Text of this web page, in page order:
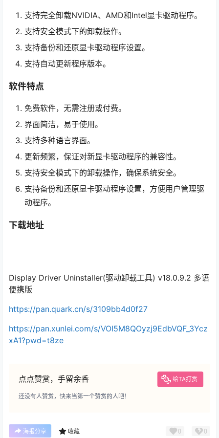
支持完全卸载NVIDIA、AMD和Intel显卡驱动程序。
支持安全模式下的卸载操作。
支持备份和还原显卡驱动程序设置。
支持自动更新程序版本。
软件特点
免费软件，无需注册或付费。
界面简洁，易于使用。
支持多种语言界面。
更新频繁，保证对新显卡驱动程序的兼容性。
支持安全模式下的卸载操作，确保系统安全。
支持备份和还原显卡驱动程序设置，方便用户管理驱
动程序。
下载地址
Display Driver Uninstaller(驱动卸载工具) v18.0.9.2 多语
便携版
https://pan.quark.cn/s/3109bb4d0f27
https://pan.xunlei.com/s/VOI5M8QOyzj9EdbVQF_3Ycz
xA1?pwd=t8ze
点点赞赏，手留余香 给TA打赏
还没有人赞赏，快来当第一个赞赏的人吧！
海报分享 收藏 0 0